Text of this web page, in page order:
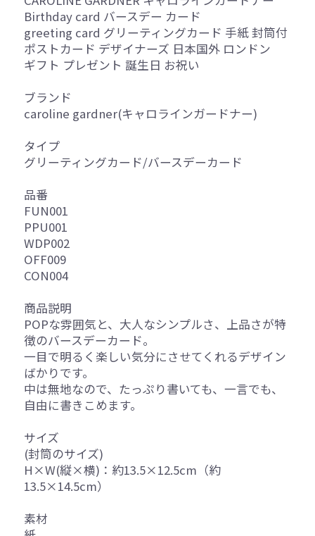
Birthday card バースデー カード
greeting card グリーティングカード 手紙 封筒付
ポストカード デザイナーズ 日本国外 ロンドン
ギフト プレゼント 誕生日 お祝い
ブランド
caroline gardner(キャロラインガードナー)
タイプ
グリーティングカード/バースデーカード
品番
FUN001
PPU001
WDP002
OFF009
CON004
商品説明
POPな雰囲気と、大人なシンプルさ、上品さが特
徴のバースデーカード。
一目で明るく楽しい気分にさせてくれるデザイン
ばかりです。
中は無地なので、たっぷり書いても、一言でも、
自由に書きこめます。
サイズ
(封筒のサイズ)
H×W(縦×横)：約13.5×12.5cm（約
13.5×14.5cm）
素材